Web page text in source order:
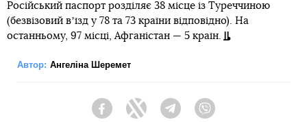
Російський паспорт розділяє 38 місце із Туреччиною
(безвізовий вʼїзд у 78 та 73 країни відповідно). На
останньому, 97 місці, Афганістан — 5 країн.
Автор: Ангеліна Шеремет
FacebookTwitter Telegram